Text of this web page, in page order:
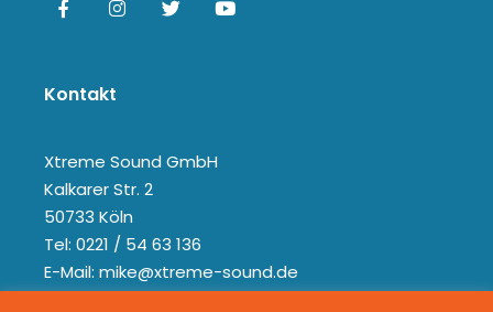
Kontakt
Xtreme Sound GmbH
Kalkarer Str. 2
50733 Köln
Tel: 0221 / 54 63 136
E-Mail: mike@xtreme-sound.de